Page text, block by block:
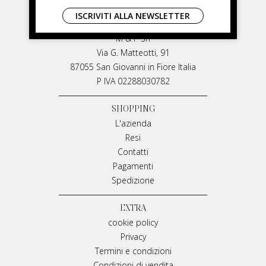
LIVIANA MIRARCHI
M & P Srl
Via G. Matteotti, 91
87055 San Giovanni in Fiore Italia
P IVA 02288030782
SHOPPING
L'azienda
Resi
Contatti
Pagamenti
Spedizione
EXTRA
cookie policy
Privacy
Termini e condizioni
ISCRIVITI ALLA NEWSLETTER